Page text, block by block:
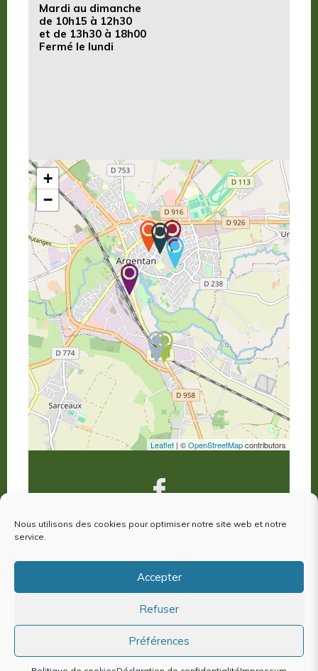
Nous utilisons des cookies pour optimiser notre site web et notre
service.
Accepter
Refuser
Préférences
Mardi au dimanche
de 10h15 à 12h30
et de 13h30 à 18h00
Fermé le lundi
+
−
Leaflet | ©OpenStreetMapcontributors
votre avis nous intéresse !
Politique de cookies (EU)